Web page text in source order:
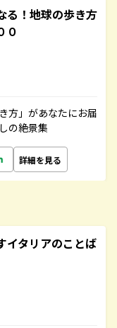
る！地球の歩き方
０
方」があなたにお届
の絶景集
詳細を見る
イタリアのことば